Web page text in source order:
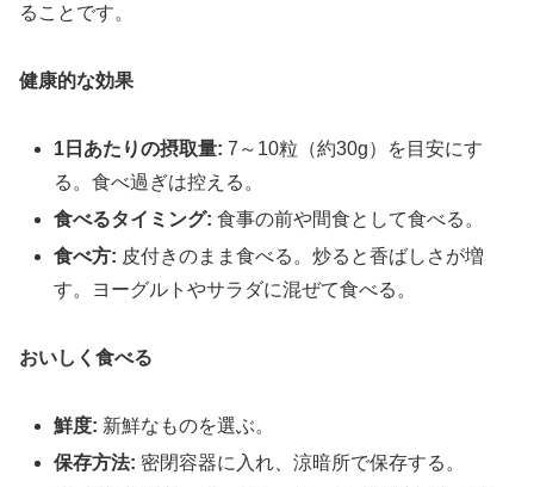
ることです。
健康的な効果
1日あたりの摂取量: 7～10粒（約30g）を目安にす
る。食べ過ぎは控える。
食べるタイミング: 食事の前や間食として食べる。
食べ方: 皮付きのまま食べる。炒ると香ばしさが増
す。ヨーグルトやサラダに混ぜて食べる。
おいしく食べる
鮮度: 新鮮なものを選ぶ。
保存方法: 密閉容器に入れ、涼暗所で保存する。